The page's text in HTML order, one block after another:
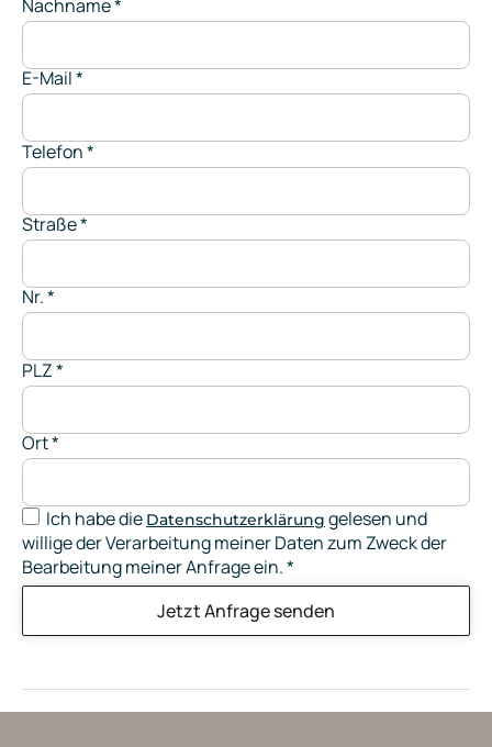
Nachname*
E-Mail*
Telefon*
Straße*
Nr.*
PLZ*
Ort*
Ich habe die Datenschutzerklärung gelesen und
willige der Verarbeitung meiner Daten zum Zweck der
Bearbeitung meiner Anfrage ein.*
Jetzt Anfrage senden